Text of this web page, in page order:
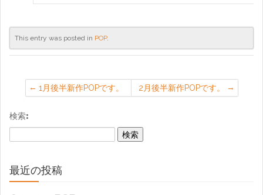
This entry was posted in POP.
1月後半新作POPです。 2月後半新作POPです。
検索:
最近の投稿